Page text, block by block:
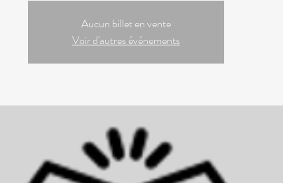
Aucun billet en vente
Voir d'autres événements